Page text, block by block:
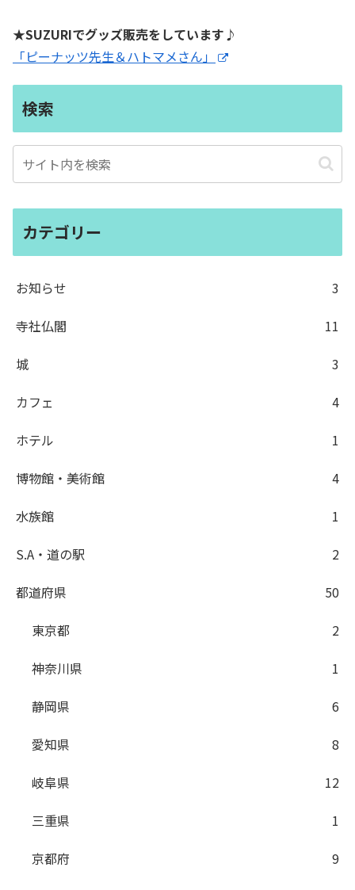
★SUZURIでグッズ販売をしています♪
「ピーナッツ先生＆ハトマメさん」
検索
カテゴリー
お知らせ
3
寺社仏閣
11
城
3
カフェ
4
ホテル
1
博物館・美術館
4
水族館
1
S.A・道の駅
2
都道府県
50
東京都
2
神奈川県
1
静岡県
6
愛知県
8
岐阜県
12
三重県
1
京都府
9